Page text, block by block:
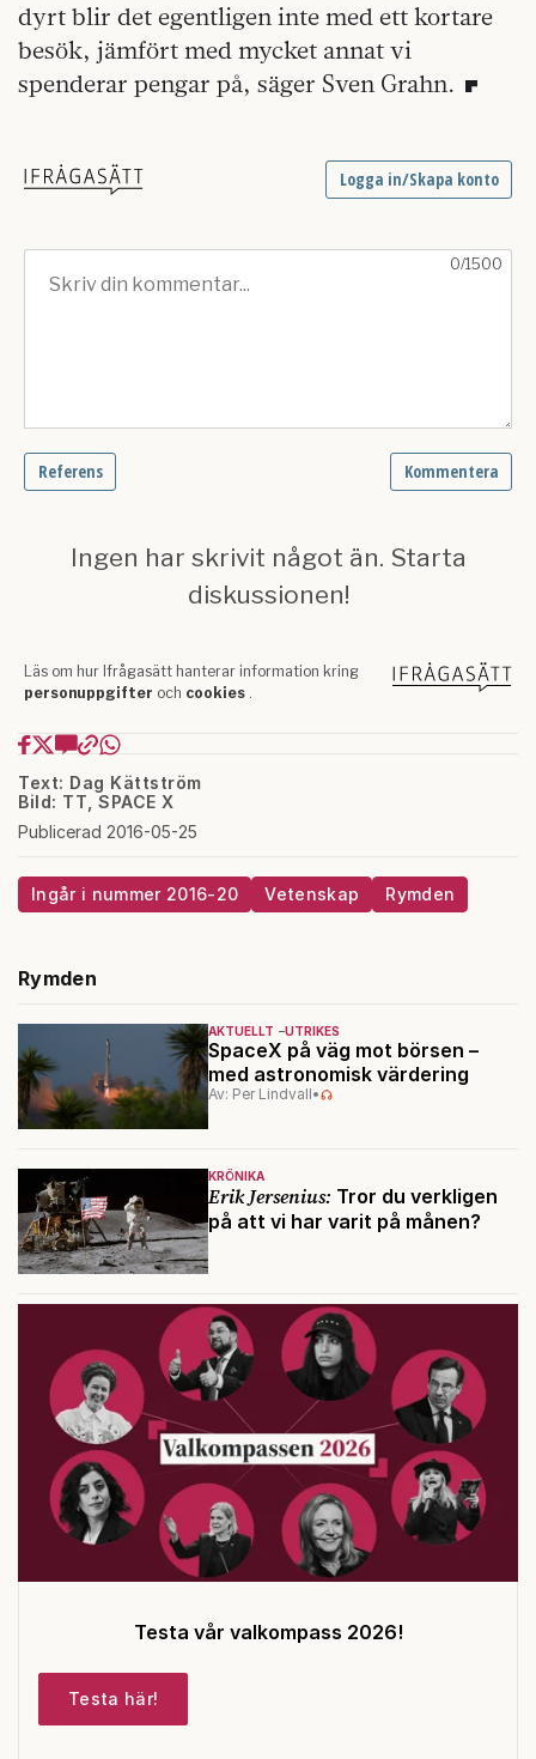
dyrt blir det egentligen inte med ett kortare
besök, jämfört med mycket annat vi
spenderar pengar på, säger Sven Grahn.
Text: Dag Kättström
Bild: TT, SPACE X
Publicerad 2016-05-25
Ingår i nummer 2016-20 Vetenskap Rymden
Rymden
AKTUELLT UTRIKES
SpaceX på väg mot börsen –
med astronomisk värdering
Av: Per Lindvall•
KRÖNIKA
Erik Jersenius: Tror du verkligen
på att vi har varit på månen?
Testa vår valkompass 2026!
Testa här!